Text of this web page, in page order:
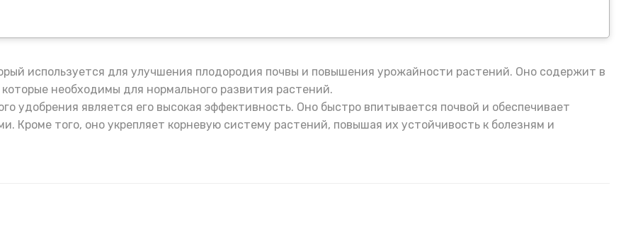
используется для улучшения плодородия почвы и повышения урожайности растений. Оно содержит в
необходимы для нормального развития растений.
удобрения является его высокая эффективность. Оно быстро впитывается почвой и обеспечивает
Кроме того, оно укрепляет корневую систему растений, повышая их устойчивость к болезням и